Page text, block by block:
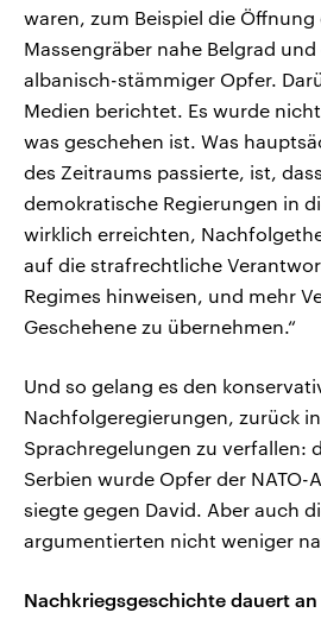
waren, zum Beispiel die Öffnung
Massengräber nahe Belgrad
albanisch-stämmiger Opfer.
Medien berichtet. Es wurde
was geschehen ist. Was
des Zeitraums passierte, ist,
demokratische Regierungen in
wirklich erreichten,
auf die strafrechtliche
Regimes hinweisen, und mehr
Geschehene zu übernehmen.“
Und so gelang es den
Nachfolgeregierungen, zurück
Sprachregelungen zu verfallen:
Serbien wurde Opfer der NATO-
siegte gegen David. Aber auch
argumentierten nicht weniger
Nachkriegsgeschichte dauert an